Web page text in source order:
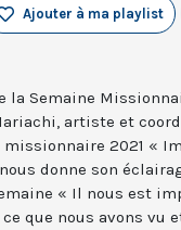
Ajouter à ma playlist
la Semaine
artiste et
missionnaire 2021 «
donne son
« Il nous est
que nous avons vu